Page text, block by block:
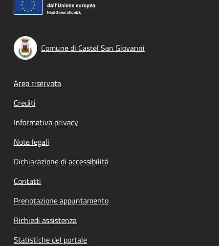
Comune di Castel San Giovanni
Footer menu
Area riservata
Crediti
Informativa privacy
Note legali
Dichiarazione di accessibilità
Contatti
Prenotazione appuntamento
Richiedi assistenza
Statistiche del portale